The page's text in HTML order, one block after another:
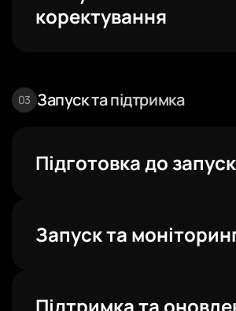
коректування
Запуск та підтримка
Підготовка до
Запуск та